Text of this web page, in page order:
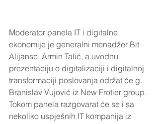
Moderator panela IT i digitalne
ekonomije je generalni menadžer Bit
Alijanse, Armin Talić, a uvodnu
prezentaciju o digitalizaciji i digitalnoj
transformaciji poslovanja održat će g.
Branislav Vujović iz New Frotier group.
Tokom panela razgovarat će se i sa
nekoliko uspješnih IT kompanija iz